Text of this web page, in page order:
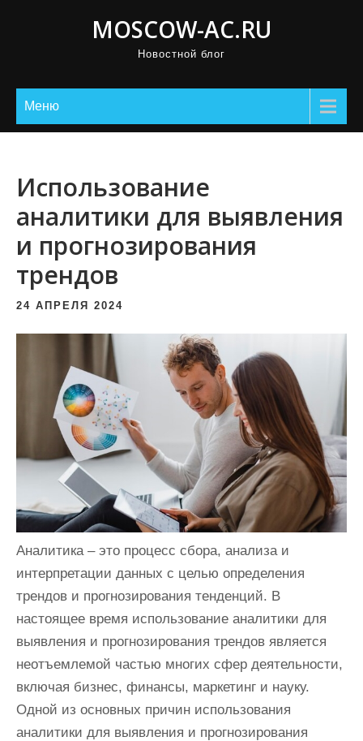
MOSCOW-AC.RU
Новостной блог
Меню
Использование
аналитики для выявления
и прогнозирования
трендов
24 АПРЕЛЯ 2024
Аналитика – это процесс сбора, анализа и
интерпретации данных с целью определения
трендов и прогнозирования тенденций. В
настоящее время использование аналитики для
выявления и прогнозирования трендов является
неотъемлемой частью многих сфер деятельности,
включая бизнес, финансы, маркетинг и науку.
Одной из основных причин использования
аналитики для выявления и прогнозирования